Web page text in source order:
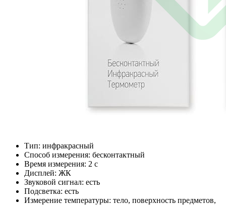
Тип: инфракрасный
Способ измерения: бесконтактный
Время измерения: 2 с
Дисплей: ЖК
Звуковой сигнал: есть
Подсветка: есть
Измерение температуры: тело, поверхность предметов,